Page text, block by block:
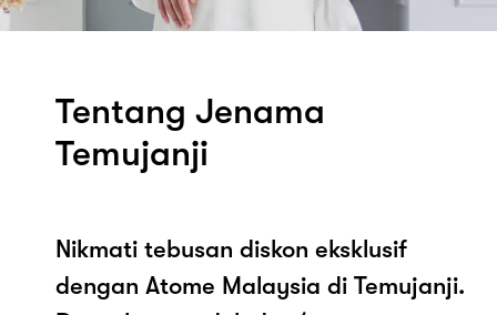
Tentang Jenama
Temujanji
Nikmati tebusan diskon eksklusif
dengan Atome Malaysia di Temujanji.